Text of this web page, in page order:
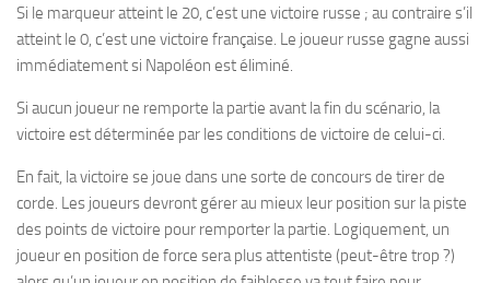
Si le marqueur atteint le 20, c’est une victoire russe ; au contraire s’il
atteint le 0, c’est une victoire française. Le joueur russe gagne aussi
immédiatement si Napoléon est éliminé.
Si aucun joueur ne remporte la partie avant la fin du scénario, la
victoire est déterminée par les conditions de victoire de celui-ci.
En fait, la victoire se joue dans une sorte de concours de tirer de
corde. Les joueurs devront gérer au mieux leur position sur la piste
des points de victoire pour remporter la partie. Logiquement, un
joueur en position de force sera plus attentiste (peut-être trop ?)